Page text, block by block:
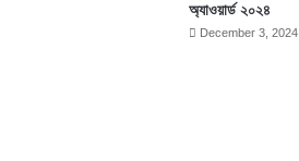
অ্যাওয়ার্ড ২০২৪
December 3, 2024